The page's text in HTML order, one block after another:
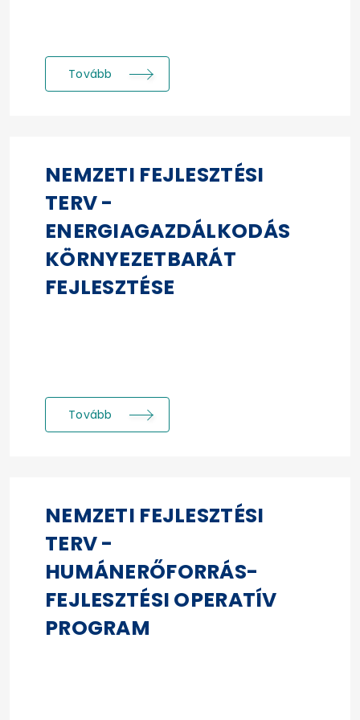
Tovább
NEMZETI FEJLESZTÉSI
TERV -
ENERGIAGAZDÁLKODÁS
KÖRNYEZETBARÁT
FEJLESZTÉSE
Tovább
NEMZETI FEJLESZTÉSI
TERV -
HUMÁNERŐFORRÁS-
FEJLESZTÉSI OPERATÍV
PROGRAM